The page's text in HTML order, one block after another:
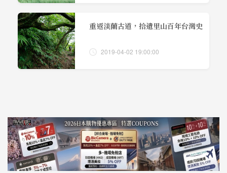
重返淡蘭古道，拾遺里山百年台灣史
2019-04-02 19:00:00